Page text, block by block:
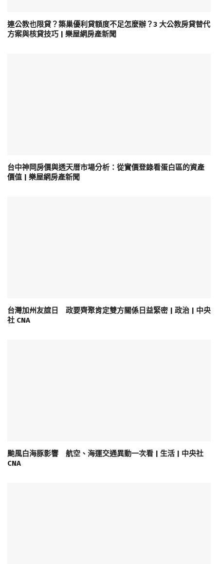
連公教也限貸？築巢優利貸額度不足怎麼辦？3 大公教房貸替代
方案與核貸技巧 | 樂屋網房產新聞
台中神岡房價與透天厝市場分析：從實價登錄看蛋白區的資產
價值 | 樂屋網房產新聞
台灣加州友誼日 政要齊聚肯定雙方關係日益緊密 | 政治 | 中央
社 CNA
颱風白海豚影響 航空、海運交通異動一次看 | 生活 | 中央社
CNA